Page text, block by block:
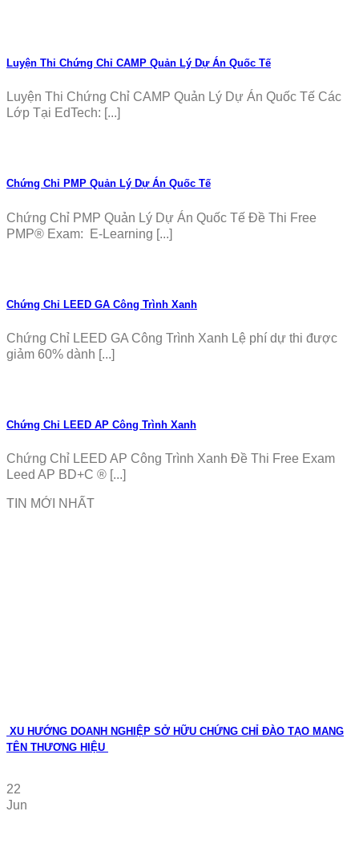
Luyện Thi Chứng Chỉ CAMP Quản Lý Dự Án Quốc Tế
Luyện Thi Chứng Chỉ CAMP Quản Lý Dự Án Quốc Tế Các
Lớp Tại EdTech: [...]
Chứng Chỉ PMP Quản Lý Dự Án Quốc Tế
Chứng Chỉ PMP Quản Lý Dự Án Quốc Tế Đề Thi Free
PMP® Exam: E-Learning [...]
Chứng Chỉ LEED GA Công Trình Xanh
Chứng Chỉ LEED GA Công Trình Xanh Lệ phí dự thi được
giảm 60% dành [...]
Chứng Chỉ LEED AP Công Trình Xanh
Chứng Chỉ LEED AP Công Trình Xanh Đề Thi Free Exam
Leed AP BD+C ® [...]
TIN MỚI NHẤT
XU HƯỚNG DOANH NGHIỆP SỞ HỮU CHỨNG CHỈ ĐÀO TẠO MANG
TÊN THƯƠNG HIỆU
22
Jun